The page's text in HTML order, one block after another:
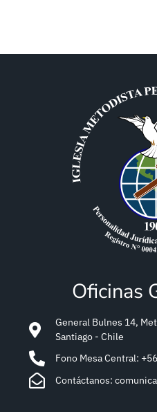
Oficinas
General Bulnes 14,
Santiago - Chile
Fono Mesa Central:
Contáctanos: